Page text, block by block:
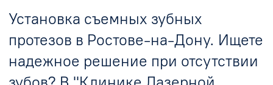
Виды съемных зубных протезов
ваших новых зубов. Подберем
протезирования с учетом ваших
пожеланий и особенностей.